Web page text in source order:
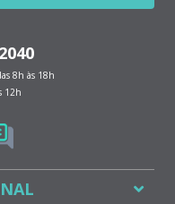
8h às 18h
12h